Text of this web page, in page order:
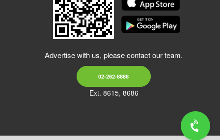
Advertise with us, please contact our team.
02-262-8888
Ext. 8615, 8686